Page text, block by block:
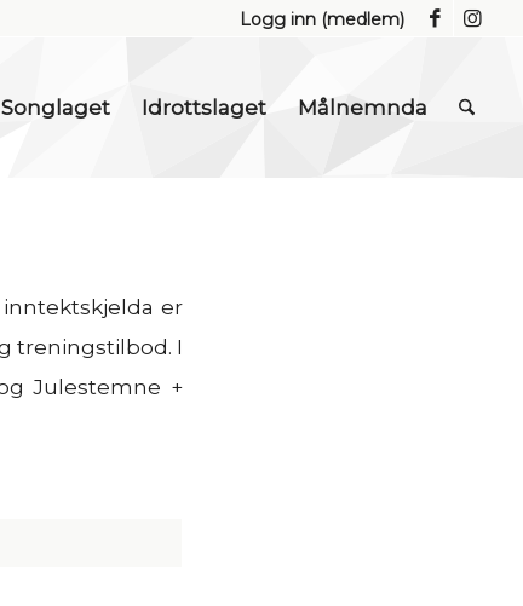
Logg inn (medlem)
Songlaget Idrottslaget Målnemnda
er
treningstilbod. I
Julestemne +